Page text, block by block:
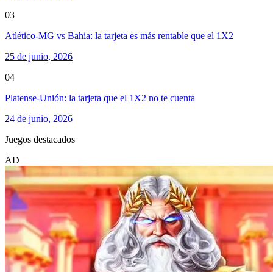
03
Atlético-MG vs Bahia: la tarjeta es más rentable que el 1X2
25 de junio, 2026
04
Platense-Unión: la tarjeta que el 1X2 no te cuenta
24 de junio, 2026
Juegos destacados
AD